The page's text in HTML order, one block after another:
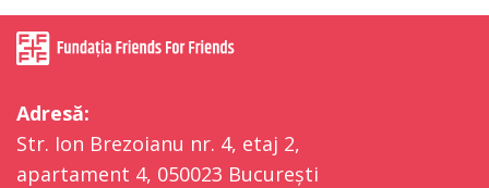
Adresă:
Str. Ion Brezoianu nr. 4, etaj 2,
apartament 4, 050023 București